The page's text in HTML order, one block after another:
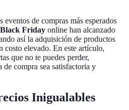
eventos de compras más esperados
Friday online han alcanzado
así la adquisición de productos
costo elevado. En este artículo,
que no te puedes perder,
de compra sea satisfactoria y
Inigualables